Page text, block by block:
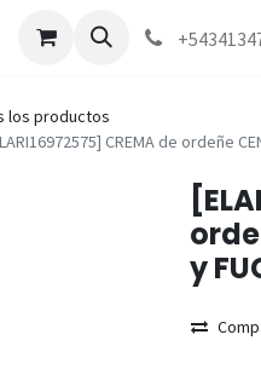
comprar
los productos
CREMA de ordeñe
y